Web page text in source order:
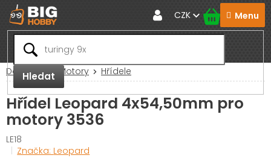
Přejít
na
obsah
Hledat
CZK
Domů RC Motory Hřídele
Hřídel Leopard 4x54,50mm pro
motory 3536
LE18
Značka: Leopard